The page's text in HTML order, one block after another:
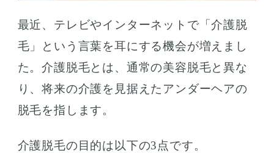
最近、テレビやインターネットで「介護脱
毛」という言葉を耳にする機会が増えまし
た。介護脱毛とは、通常の美容脱毛と異な
り、将来の介護を見据えたアンダーヘアの
脱毛を指します。
介護脱毛の目的は以下の3点です。